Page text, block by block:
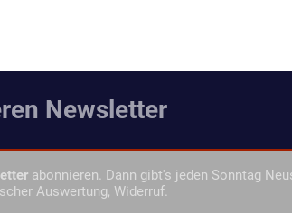
Newsletter
abonnieren. Dann gibt's jeden Sonntag
Auswertung, Widerruf.